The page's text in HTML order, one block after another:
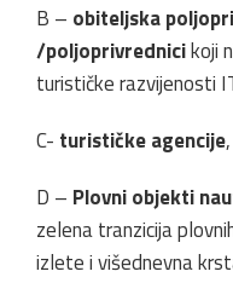
B – obiteljska
/poljoprivrednicikoji
turističke razvijenosti
C- turističke agencije,
D – Plovni objekti
zelena tranzicija
izlete i višednevna